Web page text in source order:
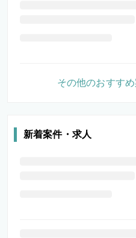
その他のおすす
新着案件・求人